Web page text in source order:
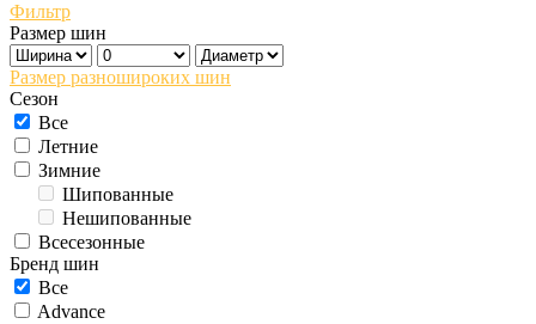
Фильтр
Размер шин
Размер разношироких шин
Сезон
Все
Летние
Зимние
Шипованные
Нешипованные
Всесезонные
Бренд шин
Все
Advance